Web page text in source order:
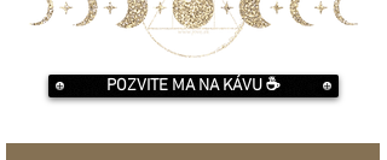
POZVITE MA NA KÁVU ☕️